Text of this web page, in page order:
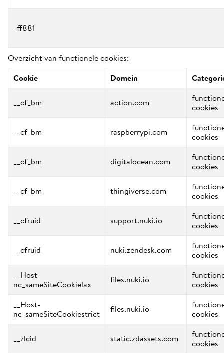
_ff881
Overzicht van functionele cookies:
Cookie
Domein
__cf_bm action.com cookies
__cf_bm raspberrypi.com cookies
__cf_bm digitalocean.com cookies
__cf_bm thingiverse.com cookies
__cfruid support.nuki.io cookies
__cfruid nuki.zendesk.com
cookies
__Host-
nc_sameSiteCookielax files.nuki.io
cookies
__Host-
nc_sameSiteCookiestrict files.nuki.io cookies
__zlcid static.zdassets.com cookies